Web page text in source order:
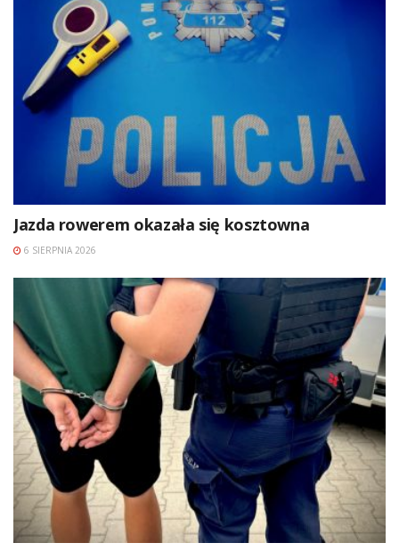
Jazda rowerem okazała się kosztowna
6 SIERPNIA 2026